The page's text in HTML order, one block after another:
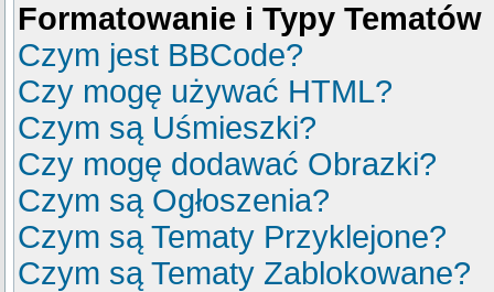
Formatowanie i Typy Tematów
Czym jest BBCode?
Czy mogę używać HTML?
Czym są Uśmieszki?
Czy mogę dodawać Obrazki?
Czym są Ogłoszenia?
Czym są Tematy Przyklejone?
Czym są Tematy Zablokowane?